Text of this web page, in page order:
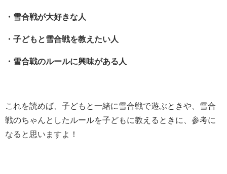
・雪合戦が大好きな人
・子どもと雪合戦を教えたい人
・雪合戦のルールに興味がある人
これを読めば、子どもと一緒に雪合戦で遊ぶときや、雪合
戦のちゃんとしたルールを子どもに教えるときに、参考に
なると思いますよ！